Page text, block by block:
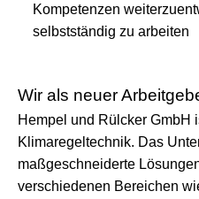
Kompetenzen
selbstständig zu arbeiten
Wir als neuer
Hempel und Rülcker GmbH
Klimaregeltechnik. Das
maßgeschneiderte
verschiedenen Bereichen